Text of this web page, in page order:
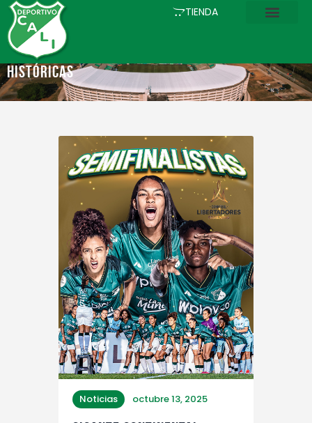
TIENDA
Históricas
INICIO
COMUNICACIONES
EL CLUB
FÚTBOL
ESTADIO
ASOCIADOS
PQRS
TIENDA
Noticias octubre 13, 2025